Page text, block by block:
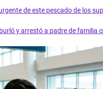
de este pescado de los
y arrestó a padre de familia